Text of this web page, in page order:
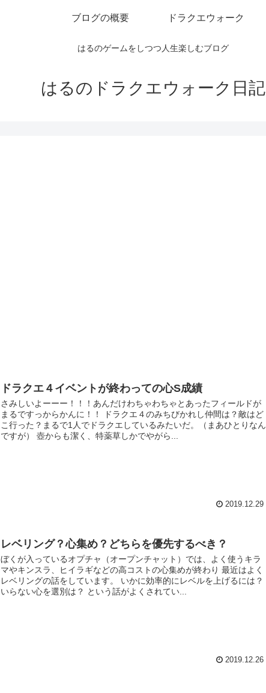
はるのゲームをしつつ人生楽しむブログ
はるのドラクエウォーク日記
ブログの概要 ドラクエウォーク
ドラクエ４イベントが終わっての心S成績
さみしいよーーー！！！あんだけわちゃわちゃとあったフィールドが
まるですっからかんに！！ ドラクエ４のみちびかれし仲間は？敵はど
こ行った？まるで1人でドラクエしているみたいだ。（まあひとりなん
ですが） 壺からも潔く、特薬草しかでやがら...
2019.12.29
レベリング？心集め？どちらを優先するべき？
ぼくが入っているオプチャ（オープンチャット）では、よく使うキラ
マやキンスラ、ヒイラギなどの高コストの心集めが終わり 最近はよく
レベリングの話をしています。 いかに効率的にレベルを上げるには？
いらない心を選別は？ という話がよくされてい...
2019.12.26